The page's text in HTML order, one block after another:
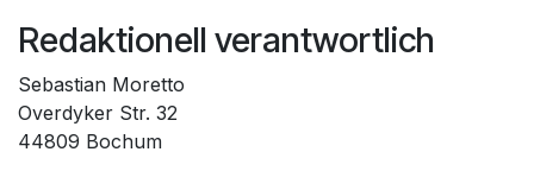
Redaktionell verantwortlich
Sebastian Moretto
Overdyker Str. 32
44809 Bochum